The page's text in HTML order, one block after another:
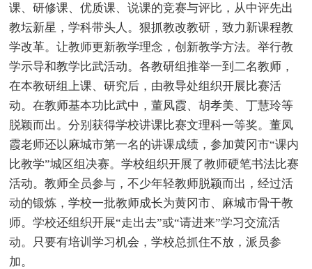
课、研修课、优质课、说课的竞赛与评比，从中评先出
教坛新星，学科带头人。狠抓教改教研，致力新课程教
学改革。让教师更新教学理念，创新教学方法。举行教
学示导和教学比武活动。各教研组推举一到二名教师，
在本教研组上课、研究后，由教导处组织开展比赛活
动。在教师基本功比武中，董凤霞、胡孝美、丁慧玲等
脱颖而出。分别获得学校讲课比赛文理科一等奖。董凤
霞老师还以麻城市第一名的讲课成绩，参加黄冈市“课内
比教学”城区组决赛。学校组织开展了教师硬笔书法比赛
活动。教师全员参与，不少年轻教师脱颖而出，经过活
动的锻炼，学校一批教师成长为黄冈市、麻城市骨干教
师。学校还组织开展“走出去”或“请进来”学习交流活
动。只要有培训学习机会，学校总抓住不放，派员参
加。